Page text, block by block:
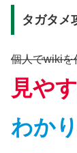
タガタ
個人でwikiを
見や
わか